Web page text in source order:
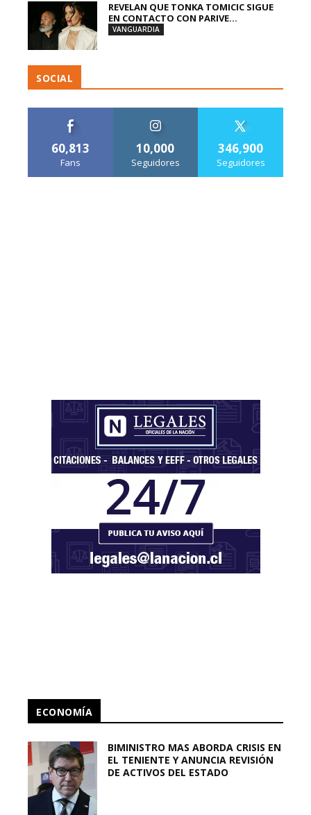
REVELAN QUE TONKA TOMICIC SIGUE
EN CONTACTO CON PARIVE...
VANGUARDIA
SOCIAL
60,813
Fans
10,000
Seguidores
346,900
Seguidores
ECONOMÍA
BIMINISTRO MAS ABORDA CRISIS EN
EL TENIENTE Y ANUNCIA REVISIÓN
DE ACTIVOS DEL ESTADO